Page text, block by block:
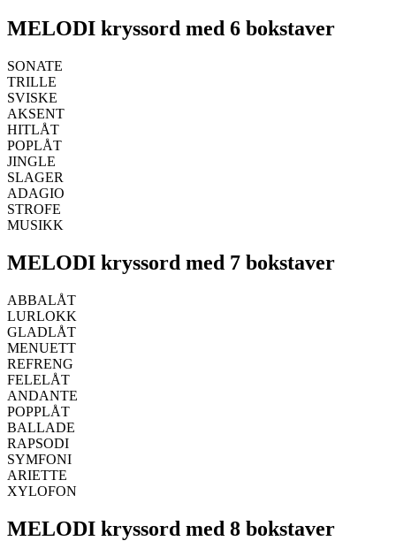
MELODI kryssord med 6 bokstaver
SONATE
TRILLE
SVISKE
AKSENT
HITLÅT
POPLÅT
JINGLE
SLAGER
ADAGIO
STROFE
MUSIKK
MELODI kryssord med 7 bokstaver
ABBALÅT
LURLOKK
GLADLÅT
MENUETT
REFRENG
FELELÅT
ANDANTE
POPPLÅT
BALLADE
RAPSODI
SYMFONI
ARIETTE
XYLOFON
MELODI kryssord med 8 bokstaver